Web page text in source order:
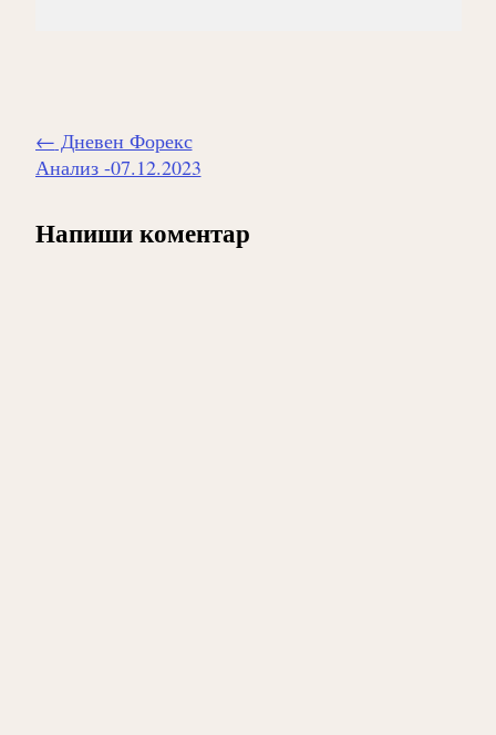
Навигиране
на
← Дневен Форекс
Анализ -07.12.2023
Напиши коментар